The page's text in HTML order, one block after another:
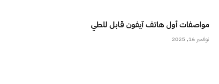
مواصفات أول هاتف آيفون قابل للطي
نوفمبر 16, 2025